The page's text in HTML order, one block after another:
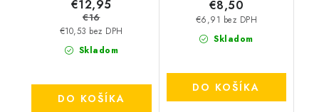
Skladom
€10,53 bez DPH
€12,95
€16
DO KOŠÍKA
Skladom
€6,91 bez DPH
€8,50
DO KOŠÍKA